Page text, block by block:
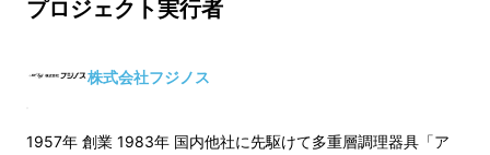
の2サイズ！
1985年に開発したIHクッキングヒーター対応
厚、デザインなどの試行錯誤を重ねて『気軽に
プロジェクト実行者
株式会社フジノス
1957年 創業 1983年 国内他社に先駆けて多重層調理器具「ア